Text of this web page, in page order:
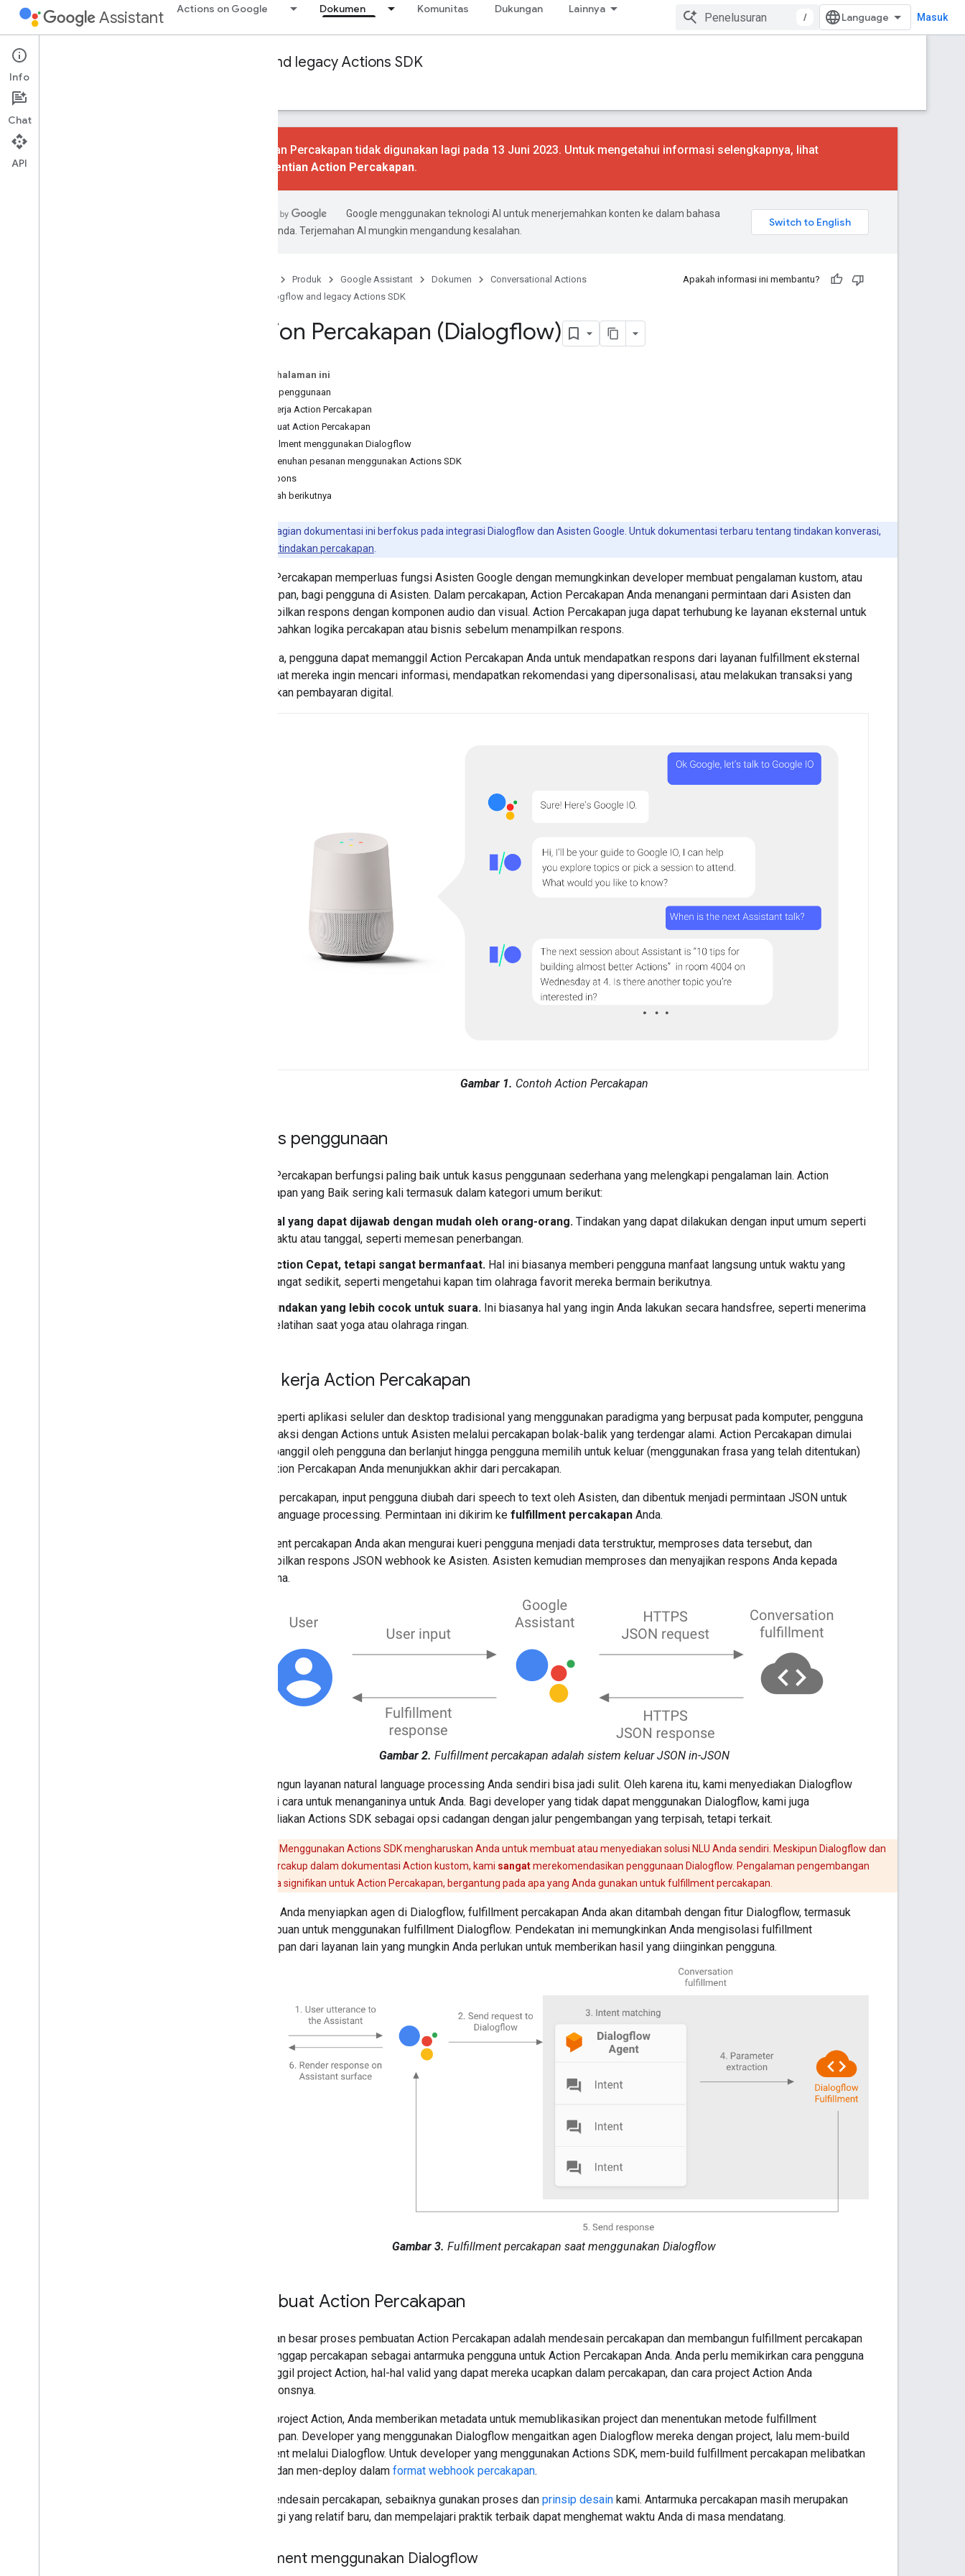
Assistant Actions on Google Dokumen Komunitas Dukungan Lainnya
/ Masuk
Conversational Actions Dialogflow and legacy Actions SDK
Panduan
Tindakan Percakapan tidak digunakan lagi pada 13 Juni 2023. Untuk mengetahui informasi selengkapnya, lihat
Penghentian Action Percakapan.
Google menggunakan teknologi AI untuk menerjemahkan konten ke dalam bahasa
pilihan Anda. Terjemahan AI mungkin mengandung kesalahan.
Produk Google Assistant Dokumen
Conversational Actions
Dialogflow and legacy Actions SDK
Apakah informasi ini membantu?
Action Percakapan (Dialogflow)
Pada halaman ini
Kasus penggunaan
Cara kerja Action Percakapan
Membuat Action Percakapan
Fulfillment menggunakan Dialogflow
Pemenuhan pesanan menggunakan Actions SDK
Respons
Langkah berikutnya
Bagian dokumentasi ini berfokus pada integrasi Dialogflow dan Asisten Google. Untuk dokumentasi terbaru tentang tindakan konverasi,
ringkasan tindakan percakapan
Action Percakapan memperluas fungsi Asisten Google dengan memungkinkan developer membuat pengalaman kustom, atau
percakapan, bagi pengguna di Asisten. Dalam percakapan, Action Percakapan Anda menangani permintaan dari Asisten dan
menampilkan respons dengan komponen audio dan visual. Action Percakapan juga dapat terhubung ke layanan eksternal untuk
menambahkan logika percakapan atau bisnis sebelum menampilkan respons.
Misalnya, pengguna dapat memanggil Action Percakapan Anda untuk mendapatkan respons dari layanan fulfillment eksternal
Anda saat mereka ingin mencari informasi, mendapatkan rekomendasi yang dipersonalisasi, atau melakukan transaksi yang
melibatkan pembayaran digital.
Gambar 1. Contoh Action Percakapan
Kasus penggunaan
Action Percakapan berfungsi paling baik untuk kasus penggunaan sederhana yang melengkapi pengalaman lain. Action
Percakapan yang Baik sering kali termasuk dalam kategori umum berikut:
Hal yang dapat dijawab dengan mudah oleh orang-orang. Tindakan yang dapat dilakukan dengan input umum seperti
waktu atau tanggal, seperti memesan penerbangan.
Action Cepat, tetapi sangat bermanfaat. Hal ini biasanya memberi pengguna manfaat langsung untuk waktu yang
sangat sedikit, seperti mengetahui kapan tim olahraga favorit mereka bermain berikutnya.
Tindakan yang lebih cocok untuk suara. Ini biasanya hal yang ingin Anda lakukan secara handsfree, seperti menerima
pelatihan saat yoga atau olahraga ringan.
Cara kerja Action Percakapan
Tidak seperti aplikasi seluler dan desktop tradisional yang menggunakan paradigma yang berpusat pada komputer, pengguna
berinteraksi dengan Actions untuk Asisten melalui percakapan bolak-balik yang terdengar alami. Action Percakapan dimulai
saat dipanggil oleh pengguna dan berlanjut hingga pengguna memilih untuk keluar (menggunakan frasa yang telah ditentukan)
atau Action Percakapan Anda menunjukkan akhir dari percakapan.
Selama percakapan, input pengguna diubah dari speech to text oleh Asisten, dan dibentuk menjadi permintaan JSON untuk
natural language processing. Permintaan ini dikirim ke fulfillment percakapan Anda.
Fulfillment percakapan Anda akan mengurai kueri pengguna menjadi data terstruktur, memproses data tersebut, dan
menampilkan respons JSON webhook ke Asisten. Asisten kemudian memproses dan menyajikan respons Anda kepada
pengguna.
Gambar 2. Fulfillment percakapan adalah sistem keluar JSON in-JSON
Membangun layanan natural language processing Anda sendiri bisa jadi sulit. Oleh karena itu, kami menyediakan Dialogflow
sebagai cara untuk menanganinya untuk Anda. Bagi developer yang tidak dapat menggunakan Dialogflow, kami juga
menyediakan Actions SDK sebagai opsi cadangan dengan jalur pengembangan yang terpisah, tetapi terkait.
Menggunakan Actions SDK mengharuskan Anda untuk membuat atau menyediakan solusi NLU Anda sendiri. Meskipun Dialogflow dan
Actions SDK tercakup dalam dokumentasi Action kustom, kami sangatmerekomendasikan penggunaan Dialogflow. Pengalaman pengembangan
berubah secara signifikan untuk Action Percakapan, bergantung pada apa yang Anda gunakan untuk fulfillment percakapan.
Setelah Anda menyiapkan agen di Dialogflow, fulfillment percakapan Anda akan ditambah dengan fitur Dialogflow, termasuk
kemampuan untuk menggunakan fulfillment Dialogflow. Pendekatan ini memungkinkan Anda mengisolasi fulfillment
percakapan dari layanan lain yang mungkin Anda perlukan untuk memberikan hasil yang diinginkan pengguna.
Gambar 3. Fulfillment percakapan saat menggunakan Dialogflow
Membuat Action Percakapan
Sebagian besar proses pembuatan Action Percakapan adalah mendesain percakapan dan membangun fulfillment percakapan
Anda. Anggap percakapan sebagai antarmuka pengguna untuk Action Percakapan Anda. Anda perlu memikirkan cara pengguna
memanggil project Action, hal-hal valid yang dapat mereka ucapkan dalam percakapan, dan cara project Action Anda
meresponsnya.
Dalam project Action, Anda memberikan metadata untuk memublikasikan project dan menentukan metode fulfillment
percakapan. Developer yang menggunakan Dialogflow mengaitkan agen Dialogflow mereka dengan project, lalu mem-build
fulfillment melalui Dialogflow. Untuk developer yang menggunakan Actions SDK, mem-build fulfillment percakapan melibatkan
coding dan men-deploy dalam format webhook percakapan.
Saat mendesain percakapan, sebaiknya gunakan proses dan prinsip desain kami. Antarmuka percakapan masih merupakan
teknologi yang relatif baru, dan mempelajari praktik terbaik dapat menghemat waktu Anda di masa mendatang.
Fulfillment menggunakan Dialogflow
Info
Chat
API